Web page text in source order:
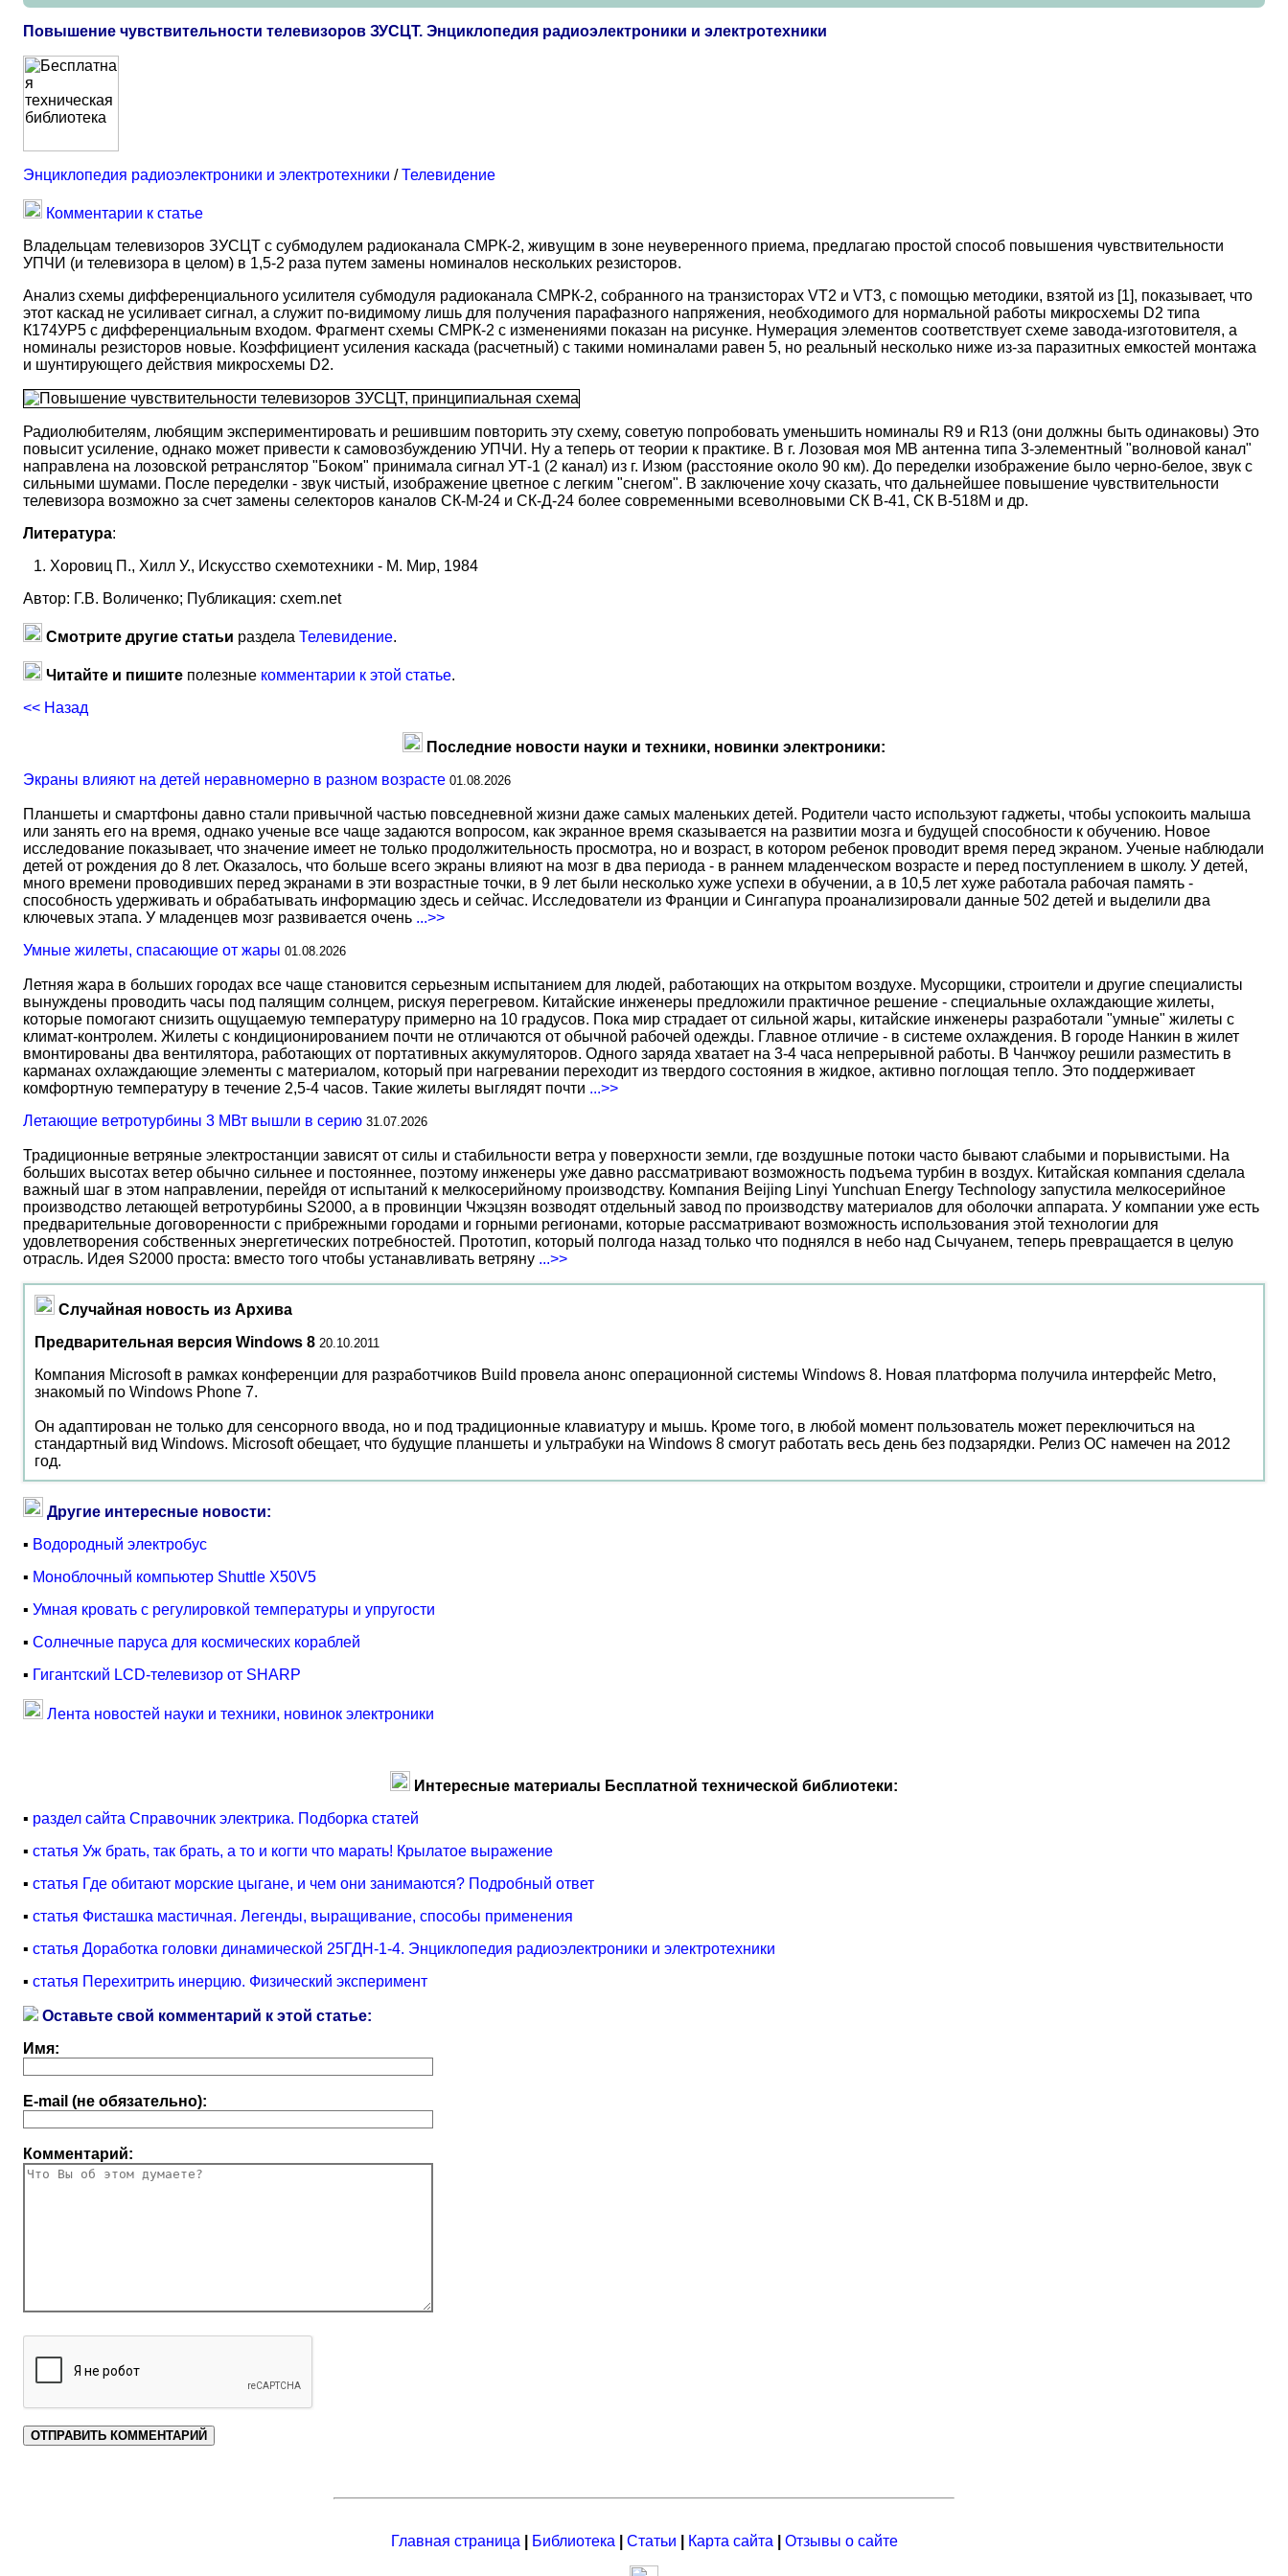
Повышение чувствительности телевизоров ЗУСЦТ. Энциклопедия радиоэлектроники и электротехники
Энциклопедия радиоэлектроники и электротехники /Телевидение
Комментарии к статье
Владельцам телевизоров ЗУСЦТ с субмодулем радиоканала СМРК-2, живущим в зоне неуверенного приема, предлагаю простой способ повышения чувствительности
УПЧИ (и телевизора в целом) в 1,5-2 раза путем замены номиналов нескольких резисторов.
Анализ схемы дифференциального усилителя субмодуля радиоканала СМРК-2, собранного на транзисторах VT2 и VT3, с помощью методики, взятой из [1], показывает, что
этот каскад не усиливает сигнал, а служит по-видимому лишь для получения парафазного напряжения, необходимого для нормальной работы микросхемы D2 типа
К174УР5 с дифференциальным входом. Фрагмент схемы СМРК-2 с изменениями показан на рисунке. Нумерация элементов соответствует схеме завода-изготовителя, а
номиналы резисторов новые. Коэффициент усиления каскада (расчетный) с такими номиналами равен 5, но реальный несколько ниже из-за паразитных емкостей монтажа
и шунтирующего действия микросхемы D2.
Радиолюбителям, любящим экспериментировать и решившим повторить эту схему, советую попробовать уменьшить номиналы R9 и R13 (они должны быть одинаковы) Это
повысит усиление, однако может привести к самовозбуждению УПЧИ. Ну а теперь от теории к практике. В г. Лозовая моя MB антенна типа 3-элементный "волновой канал"
направлена на лозовской ретранслятор "Боком" принимала сигнал УТ-1 (2 канал) из г. Изюм (расстояние около 90 км). До переделки изображение было черно-белое, звук с
сильными шумами. После переделки - звук чистый, изображение цветное с легким "снегом". В заключение хочу сказать, что дальнейшее повышение чувствительности
телевизора возможно за счет замены селекторов каналов СК-М-24 и СК-Д-24 более современными всеволновыми СК В-41, СК В-518М и др.
Литература:
Хоровиц П., Хилл У., Искусство схемотехники - М. Мир, 1984
Автор: Г.В. Воличенко; Публикация: cxem.net
Смотрите другие статьи раздела Телевидение.
Читайте и пишите полезные комментарии к этой статье.
<< Назад
Последние новости науки и техники, новинки электроники:
Экраны влияют на детей неравномерно в разном возрасте 01.08.2026
Планшеты и смартфоны давно стали привычной частью повседневной жизни даже самых маленьких детей. Родители часто используют гаджеты, чтобы успокоить малыша
или занять его на время, однако ученые все чаще задаются вопросом, как экранное время сказывается на развитии мозга и будущей способности к обучению. Новое
исследование показывает, что значение имеет не только продолжительность просмотра, но и возраст, в котором ребенок проводит время перед экраном. Ученые наблюдали
детей от рождения до 8 лет. Оказалось, что больше всего экраны влияют на мозг в два периода - в раннем младенческом возрасте и перед поступлением в школу. У детей,
много времени проводивших перед экранами в эти возрастные точки, в 9 лет были несколько хуже успехи в обучении, а в 10,5 лет хуже работала рабочая память -
способность удерживать и обрабатывать информацию здесь и сейчас. Исследователи из Франции и Сингапура проанализировали данные 502 детей и выделили два
ключевых этапа. У младенцев мозг развивается очень ...>>
Умные жилеты, спасающие от жары 01.08.2026
Летняя жара в больших городах все чаще становится серьезным испытанием для людей, работающих на открытом воздухе. Мусорщики, строители и другие специалисты
вынуждены проводить часы под палящим солнцем, рискуя перегревом. Китайские инженеры предложили практичное решение - специальные охлаждающие жилеты,
которые помогают снизить ощущаемую температуру примерно на 10 градусов. Пока мир страдает от сильной жары, китайские инженеры разработали "умные" жилеты с
климат-контролем. Жилеты с кондиционированием почти не отличаются от обычной рабочей одежды. Главное отличие - в системе охлаждения. В городе Нанкин в жилет
вмонтированы два вентилятора, работающих от портативных аккумуляторов. Одного заряда хватает на 3-4 часа непрерывной работы. В Чанчжоу решили разместить в
карманах охлаждающие элементы с материалом, который при нагревании переходит из твердого состояния в жидкое, активно поглощая тепло. Это поддерживает
комфортную температуру в течение 2,5-4 часов. Такие жилеты выглядят почти ...>>
Летающие ветротурбины 3 МВт вышли в серию 31.07.2026
Традиционные ветряные электростанции зависят от силы и стабильности ветра у поверхности земли, где воздушные потоки часто бывают слабыми и порывистыми. На
больших высотах ветер обычно сильнее и постояннее, поэтому инженеры уже давно рассматривают возможность подъема турбин в воздух. Китайская компания сделала
важный шаг в этом направлении, перейдя от испытаний к мелкосерийному производству. Компания Beijing Linyi Yunchuan Energy Technology запустила мелкосерийное
производство летающей ветротурбины S2000, а в провинции Чжэцзян возводят отдельный завод по производству материалов для оболочки аппарата. У компании уже есть
предварительные договоренности с прибрежными городами и горными регионами, которые рассматривают возможность использования этой технологии для
удовлетворения собственных энергетических потребностей. Прототип, который полгода назад только что поднялся в небо над Сычуанем, теперь превращается в целую
отрасль. Идея S2000 проста: вместо того чтобы устанавливать ветряну ...>>
Случайная новость из Архива
Предварительная версия Windows 8 20.10.2011
Компания Microsoft в рамках конференции для разработчиков Build провела анонс операционной системы Windows 8. Новая платформа получила интерфейс Metro,
знакомый по Windows Phone 7.
Он адаптирован не только для сенсорного ввода, но и под традиционные клавиатуру и мышь. Кроме того, в любой момент пользователь может переключиться на
стандартный вид Windows. Microsoft обещает, что будущие планшеты и ультрабуки на Windows 8 смогут работать весь день без подзарядки. Релиз ОС намечен на 2012
год.
Другие интересные новости:
▪ Водородный электробус
▪ Моноблочный компьютер Shuttle X50V5
▪ Умная кровать с регулировкой температуры и упругости
▪ Солнечные паруса для космических кораблей
▪ Гигантский LCD-телевизор от SHARP
Лента новостей науки и техники, новинок электроники
Интересные материалы Бесплатной технической библиотеки:
▪ раздел сайта Справочник электрика. Подборка статей
▪ статья Уж брать, так брать, а то и когти что марать! Крылатое выражение
▪ статья Где обитают морские цыгане, и чем они занимаются? Подробный ответ
▪ статья Фисташка мастичная. Легенды, выращивание, способы применения
▪ статья Доработка головки динамической 25ГДН-1-4. Энциклопедия радиоэлектроники и электротехники
▪ статья Перехитрить инерцию. Физический эксперимент
Оставьте свой комментарий к этой статье:
Имя:
E-mail (не обязательно):
Комментарий:
Главная страница Библиотека Статьи Карта сайта Отзывы о сайте